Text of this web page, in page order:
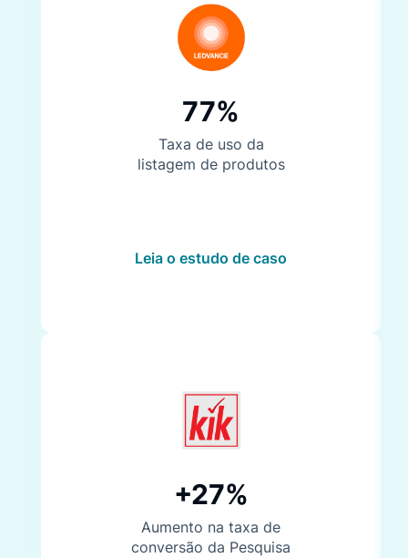
77%
Taxa de uso da
listagem de produtos
Leia o estudo de caso
+27%
Aumento na taxa de
conversão da Pesquisa